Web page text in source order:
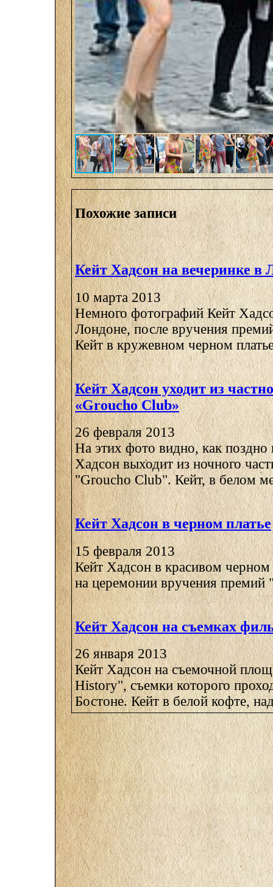
Похожие записи
Кейт Хадсон на вечеринке в
10 марта 2013
Немного фотографий Кейт
Лондоне, после вручения
Кейт в кружевном черном
Кейт Хадсон уходит из
«Groucho Club»
26 февраля 2013
На этих фото видно, как поздно
Хадсон выходит из ночного
"Groucho Club". Кейт, в белом
Кейт Хадсон в черном платье
15 февраля 2013
Кейт Хадсон в красивом черном
на церемонии вручения премий
Кейт Хадсон на съемках
26 января 2013
Кейт Хадсон на съемочной
History", съемки которого
Бостоне. Кейт в белой кофте,